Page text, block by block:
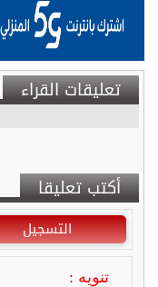
تعليقات القراء
أكتب تعليقا
التسجيل
تنويه :